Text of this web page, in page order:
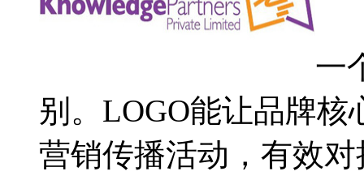
一
别。LOGO能让品牌
营销传播活动，有效